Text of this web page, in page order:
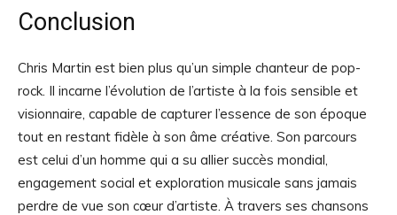
Conclusion
Chris Martin est bien plus qu’un simple chanteur de pop-
rock. Il incarne l’évolution de l’artiste à la fois sensible et
visionnaire, capable de capturer l’essence de son époque
tout en restant fidèle à son âme créative. Son parcours
est celui d’un homme qui a su allier succès mondial,
engagement social et exploration musicale sans jamais
perdre de vue son cœur d’artiste. À travers ses chansons